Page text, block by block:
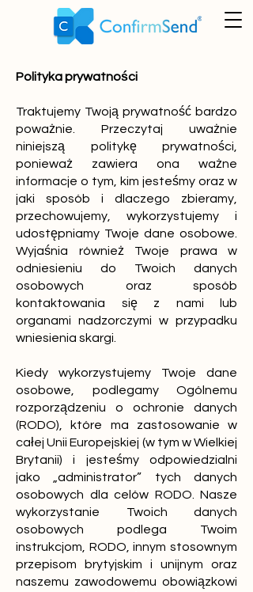
Polityka prywatności
Traktujemy Twoją prywatność bardzo
poważnie. Przeczytaj uważnie
niniejszą politykę prywatności,
ponieważ zawiera ona ważne
informacje o tym, kim jesteśmy oraz w
jaki sposób i dlaczego zbieramy,
przechowujemy, wykorzystujemy i
udostępniamy Twoje dane osobowe.
Wyjaśnia również Twoje prawa w
odniesieniu do Twoich danych
osobowych oraz sposób
kontaktowania się z nami lub
organami nadzorczymi w przypadku
wniesienia skargi.
Kiedy wykorzystujemy Twoje dane
osobowe, podlegamy Ogólnemu
rozporządzeniu o ochronie danych
(RODO), które ma zastosowanie w
całej Unii Europejskiej (w tym w Wielkiej
Brytanii) i jesteśmy odpowiedzialni
jako „administrator” tych danych
osobowych dla celów RODO. Nasze
wykorzystanie Twoich danych
osobowych podlega Twoim
instrukcjom, RODO, innym stosownym
przepisom brytyjskim i unijnym oraz
naszemu zawodowemu obowiązkowi